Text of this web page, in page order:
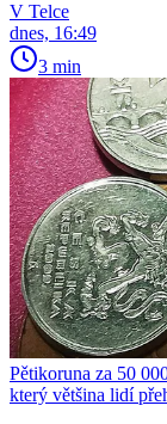
V Telce
dnes, 16:49
3 min
Pětikoruna za 50
který většina lidí